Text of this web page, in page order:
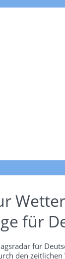
für
für
den